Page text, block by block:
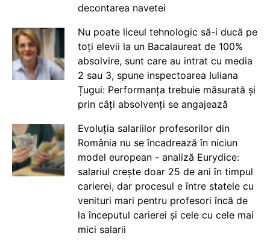
decontarea navetei
Nu poate liceul tehnologic să-i ducă pe
toți elevii la un Bacalaureat de 100%
absolvire, sunt care au intrat cu media
2 sau 3, spune inspectoarea Iuliana
Țugui: Performanța trebuie măsurată și
prin câți absolvenți se angajează
Evoluția salariilor profesorilor din
România nu se încadrează în niciun
model european - analiză Eurydice:
salariul crește doar 25 de ani în timpul
carierei, dar procesul e între statele cu
venituri mari pentru profesori încă de
la începutul carierei și cele cu cele mai
mici salarii